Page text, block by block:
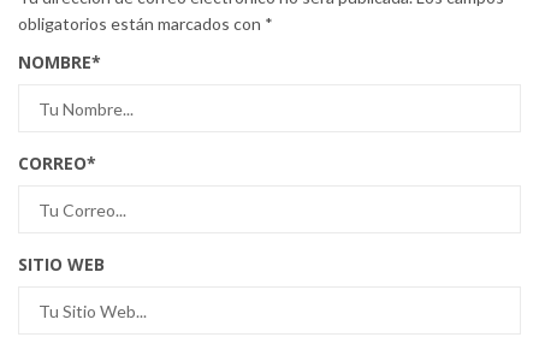
obligatorios están marcados con *
NOMBRE*
CORREO*
SITIO WEB